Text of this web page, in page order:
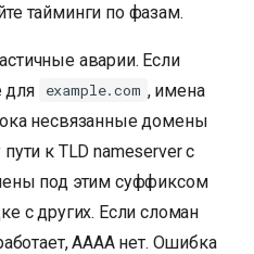
тайминги по фазам.
аварии. Если
для
example.com , имена
несвязанные домены
к TLD nameserver с
под этим суффиксом
с других. Если сломан
AAAA нет. Ошибка